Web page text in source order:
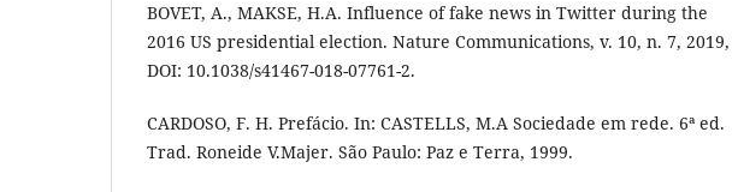
BOVET, A., MAKSE, H.A. Influence of fake news in Twitter during the
2016 US presidential election. Nature Communications, v. 10, n. 7, 2019,
DOI: 10.1038/s41467-018-07761-2.
CARDOSO, F. H. Prefácio. In: CASTELLS, M.A Sociedade em rede. 6ª ed.
Trad. Roneide V.Majer. São Paulo: Paz e Terra, 1999.